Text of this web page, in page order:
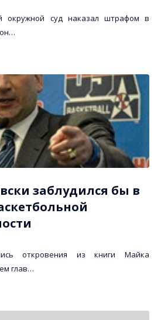
окружной суд наказал штрафом в
заблудился бы в
откровения из книги Майка
глав…